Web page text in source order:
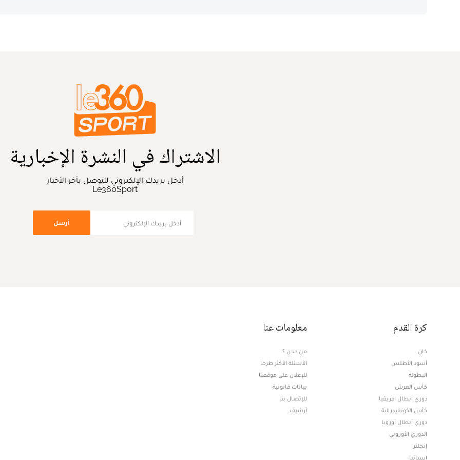
الاشتراك في النشرة الإخبارية
أدخل بريدك الإلكتروني للتوصل بآخر الأخبار
Le360Sport
أرسل
كرة القدم
كان
أسود الأطلس
البطولة
كأس العرش
دوري أبطال افريقيا
كأس الكونفيدرالية
دوري أبطال أوروبا
الدوري الأوروبي
إنجلترا
إسبانيا
معلومات عنا
من نحن ؟
الأسئلة الأكثر طرحا
للإعلان على موقعنا
بيانات قانونية
للإتصال بنا
أرشيف